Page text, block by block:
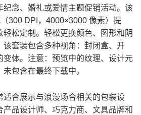
纪念、婚礼或爱情主题促销活动。该
300 DPI，4000×3000 像素）提
松定制。轻松更换颜色、图形和阴
该套装包含多种视角：封闭盒、开
变体。注意：预览中的纹理、设计元
包含在最终下载中。
适合展示与浪漫场合相关的包装设
品设计师、巧克力商、文具品牌和